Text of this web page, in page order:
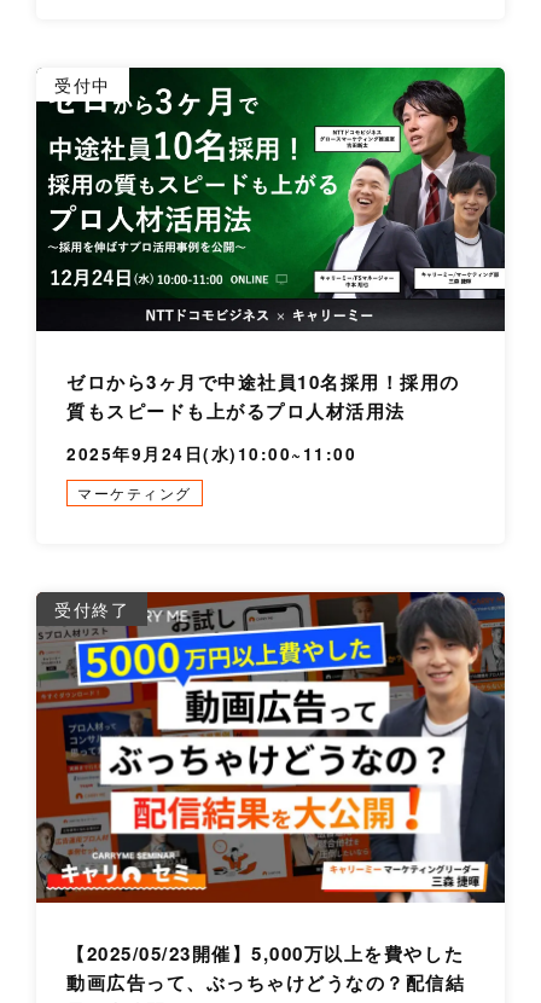
受付中
ゼロから3ヶ月で中途社員10名採用！採用の
質もスピードも上がるプロ人材活用法
2025年9月24日(水)10:00~11:00
マーケティング
受付終了
【2025/05/23開催】5,000万以上を費やした
動画広告って、ぶっちゃけどうなの？配信結